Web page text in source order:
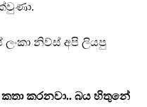
නිව්ස් අපි ලියපු
කරනවා.. බය හිතුනේ